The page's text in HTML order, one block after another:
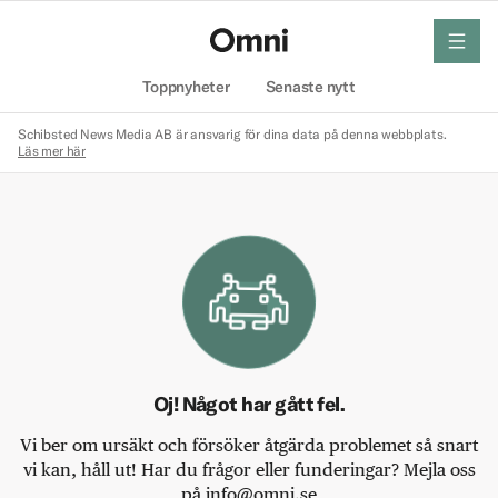
Toppnyheter Senaste nytt
meny
Schibsted News Media AB är ansvarig för dina data på denna webbplats.
Läs mer här
Oj! Något har gått fel.
Vi ber om ursäkt och försöker åtgärda problemet så snart
vi kan, håll ut! Har du frågor eller funderingar? Mejla oss